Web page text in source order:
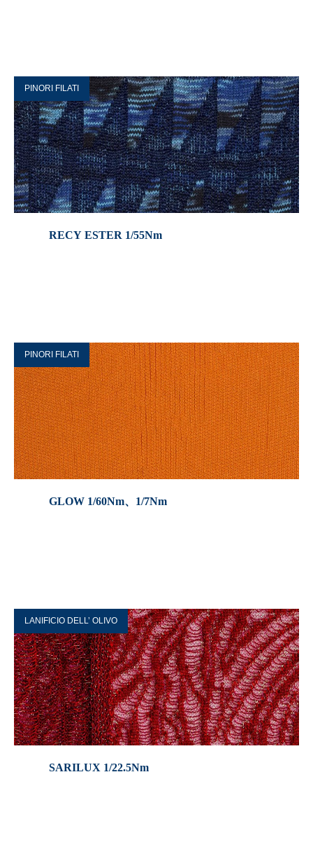
PINORI FILATI
RECY ESTER 1/55Nm
PINORI FILATI
GLOW 1/60Nm、1/7Nm
LANIFICIO DELL’ OLIVO
SARILUX 1/22.5Nm